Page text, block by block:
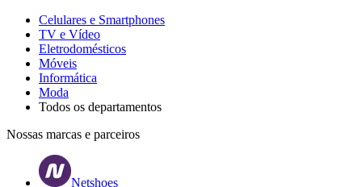
Celulares e Smartphones
TV e Vídeo
Eletrodomésticos
Móveis
Informática
Moda
Todos os departamentos
Nossas marcas e parceiros
Netshoes